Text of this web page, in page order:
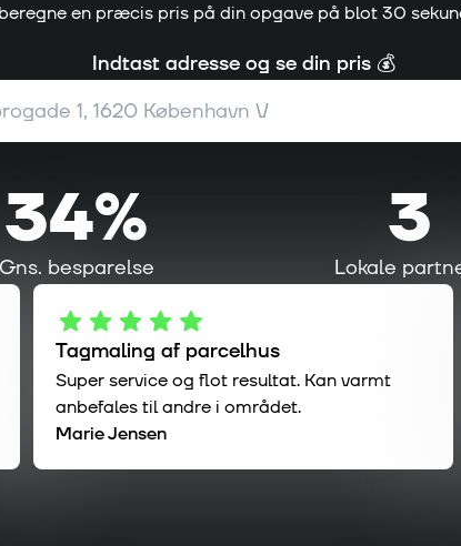
beregne en præcis pris på din opgave på blot 30
Indtast adresse og se din pris 💰
34%
Gns. besparelse
3
Lokale
Tagmaling af parcelhus
Super service og flot resultat. Kan varmt
anbefales til andre i området.
Marie Jensen